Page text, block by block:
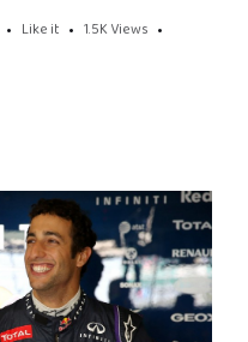
Like it 1.5K Views